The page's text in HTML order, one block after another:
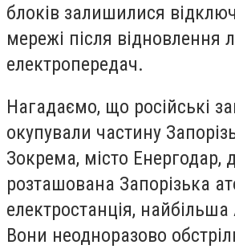
блоків залишилися
мережі після відновлення
електропередач.
Нагадаємо, що російські
окупували частину
Зокрема, місто Енергодар,
розташована Запорізька
електростанція,
Вони неодноразово